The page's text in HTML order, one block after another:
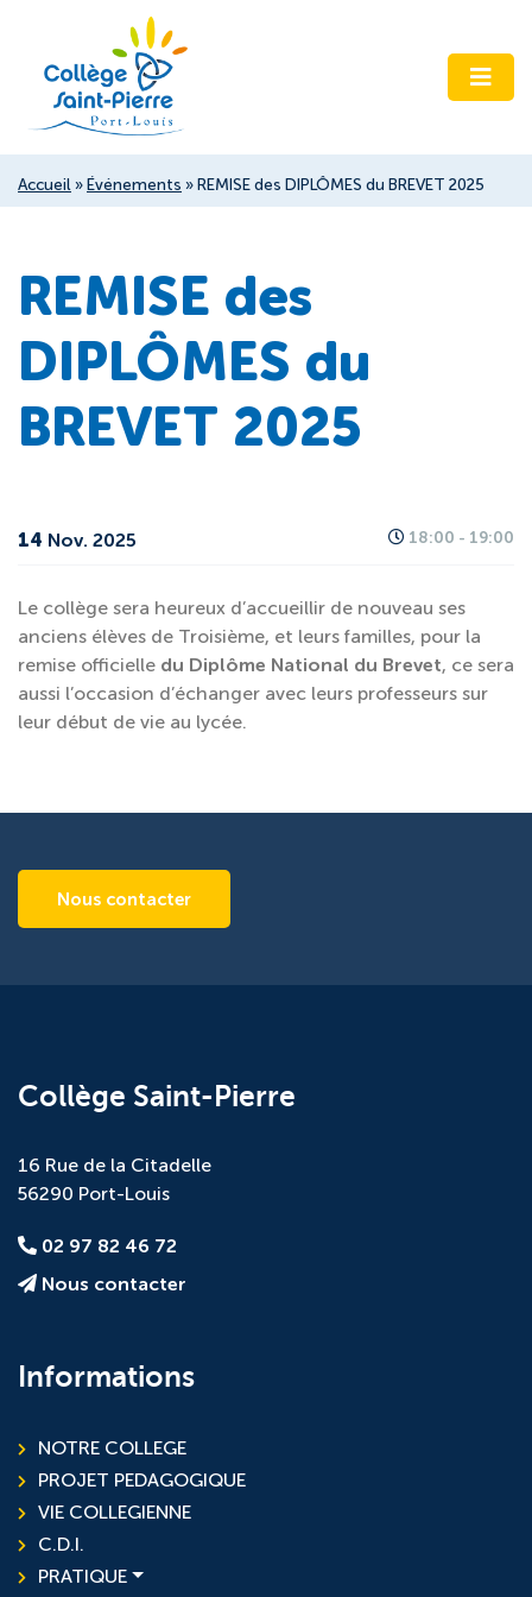
Accueil » Événements » REMISE des DIPLÔMES du BREVET 2025
REMISE des
DIPLÔMES du
BREVET 2025
14 Nov. 2025 18:00 - 19:00
Le collège sera heureux d’accueillir de nouveau ses
anciens élèves de Troisième, et leurs familles, pour la
remise officielle du Diplôme National du Brevet, ce sera
aussi l’occasion d’échanger avec leurs professeurs sur
leur début de vie au lycée.
Nous contacter
Collège Saint-Pierre
16 Rue de la Citadelle
56290 Port-Louis
02 97 82 46 72
Nous contacter
Informations
NOTRE COLLEGE
PROJET PEDAGOGIQUE
VIE COLLEGIENNE
C.D.I.
PRATIQUE